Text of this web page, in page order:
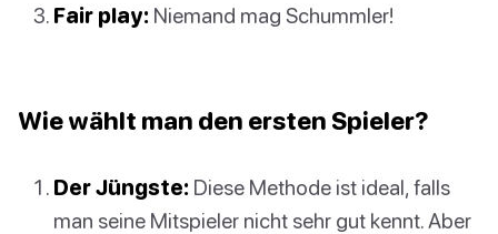
Fair play: Niemand mag Schummler!
Wie wählt man den ersten Spieler?
Der Jüngste: Diese Methode ist ideal, falls
man seine Mitspieler nicht sehr gut kennt. Aber